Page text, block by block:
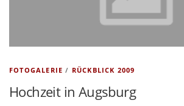
FOTOGALERIE / RÜCKBLICK 2009
Hochzeit in Augsburg